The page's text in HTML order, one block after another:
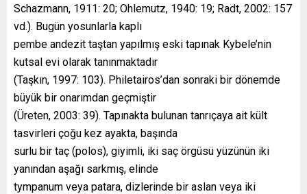
Schazmann, 1911: 20; Ohlemutz, 1940: 19; Radt, 2002: 157
vd.). Bugün yosunlarla kaplı
pembe andezit taştan yapılmış eski tapınak Kybele’nin
kutsal evi olarak tanınmaktadır
(Taşkın, 1997: 103). Philetairos’dan sonraki bir dönemde
büyük bir onarımdan geçmiştir
(Üreten, 2003: 39). Tapınakta bulunan tanrıçaya ait kült
tasvirleri çoğu kez ayakta, başında
surlu bir taç (polos), giyimli, iki saç örgüsü yüzünün iki
yanından aşağı sarkmış, elinde
tympanum veya patara, dizlerinde bir aslan veya iki